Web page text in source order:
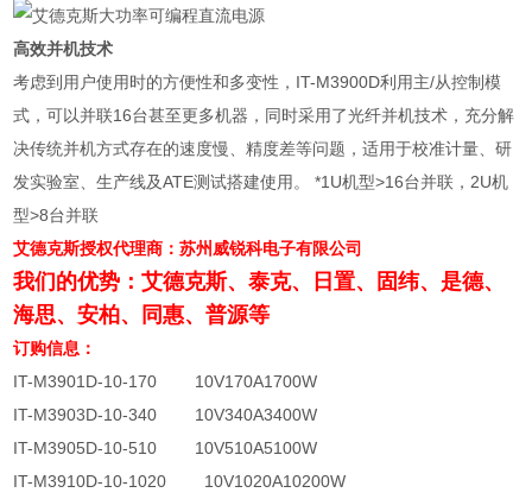
高效并机技术
考虑到用户使用时的方便性和多变性，IT-M3900D利用主/从控制模
式，可以并联16台甚至更多机器，同时采用了光纤并机技术，充分解
决传统并机方式存在的速度慢、精度差等问题，适用于校准计量、研
发实验室、生产线及ATE测试搭建使用。 *1U机型>16台并联，2U机
型>8台并联
艾德克斯授权代理商：苏州威锐科电子有限公司
我们的优势：艾德克斯、泰克、日置、固纬、是德、
海思、安柏、同惠、普源等
订购信息：
IT-M3901D-10-170 10V170A1700W
IT-M3903D-10-340 10V340A3400W
IT-M3905D-10-510 10V510A5100W
IT-M3910D-10-1020 10V1020A10200W